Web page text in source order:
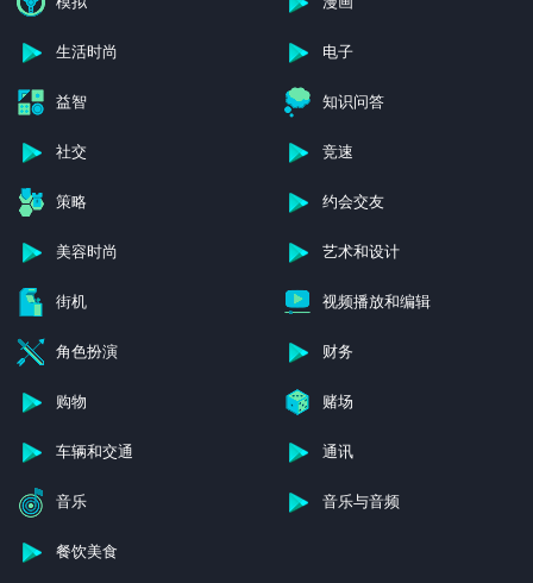
生活时尚 电子
益智 知识问答
社交 竞速
策略 约会交友
美容时尚 艺术和设计
街机 视频播放和编辑
角色扮演 财务
购物 赌场
车辆和交通 通讯
音乐 音乐与音频
餐饮美食